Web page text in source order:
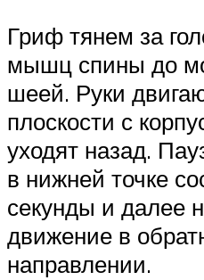
Гриф тянем за
мышц спины до
шеей. Руки
плоскости с
уходят назад.
в нижней точке
секунды и далее
движение в
направлении.